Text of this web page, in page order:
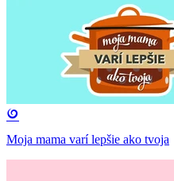
Moja mama varí lepšie ako tvoja